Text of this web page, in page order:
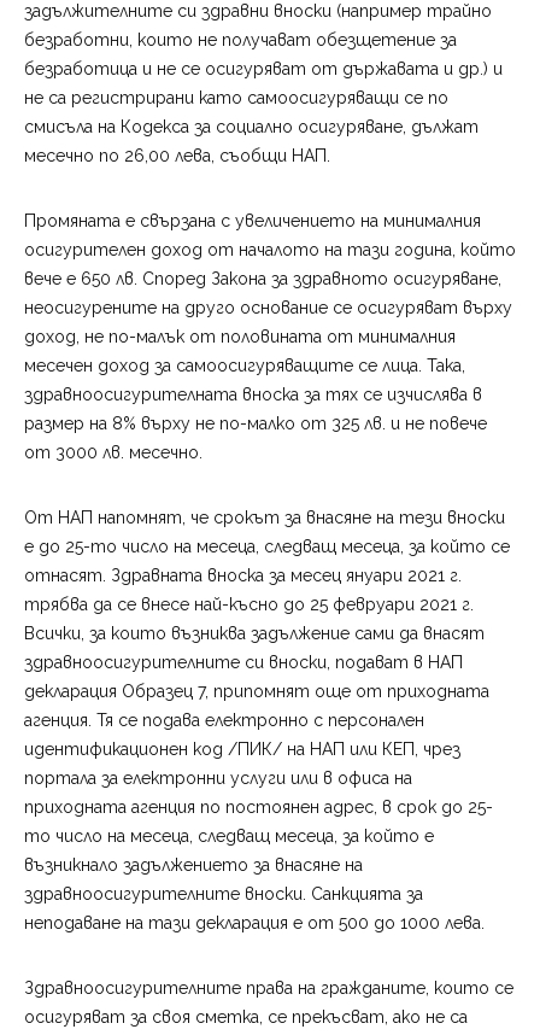
задължителните си здравни вноски (например трайно
безработни, които не получават обезщетение за
безработица и не се осигуряват от държавата и др.) и
не са регистрирани като самоосигуряващи се по
смисъла на Кодекса за социално осигуряване, дължат
месечно по 26,00 лева, съобщи НАП.
Промяната е свързана с увеличението на минималния
осигурителен доход от началото на тази година, който
вече е 650 лв. Според Закона за здравното осигуряване,
неосигурените на друго основание се осигуряват върху
доход, не по-малък от половината от минималния
месечен доход за самоосигуряващите се лица. Така,
здравноосигурителната вноска за тях се изчислява в
размер на 8% върху не по-малко от 325 лв. и не повече
от 3000 лв. месечно.
От НАП напомнят, че срокът за внасяне на тези вноски
е до 25-то число на месеца, следващ месеца, за който се
отнасят. Здравната вноска за месец януари 2021 г.
трябва да се внесе най-късно до 25 февруари 2021 г.
Всички, за които възниква задължение сами да внасят
здравноосигурителните си вноски, подават в НАП
декларация Образец 7, припомнят още от приходната
агенция. Тя се подава електронно с персонален
идентификационен код /ПИК/ на НАП или КЕП, чрез
портала за електронни услуги или в офиса на
приходната агенция по постоянен адрес, в срок до 25-
то число на месеца, следващ месеца, за който е
възникнало задължението за внасяне на
здравноосигурителните вноски. Санкцията за
неподаване на тази декларация е от 500 до 1000 лева.
Здравноосигурителните права на гражданите, които се
осигуряват за своя сметка, се прекъсват, ако не са